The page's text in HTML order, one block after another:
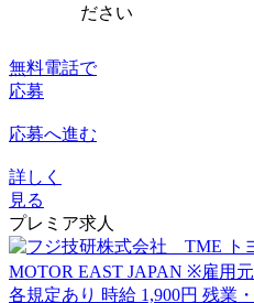
ださい
無料電話で
応募
応募へ進む
詳しく
見る
プレミア求人